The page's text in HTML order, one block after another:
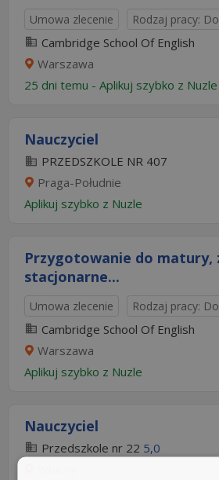
Umowa zlecenie Rodzaj pracy:
Cambridge School Of English
Warszawa
25 dni temu - Aplikuj szybko z Nuzle
Nauczyciel
PRZEDSZKOLE NR 407
Praga-Południe
Aplikuj szybko z Nuzle
Przygotowanie do matury,
stacjonarne...
Umowa zlecenie Rodzaj pracy:
Cambridge School Of English
Warszawa
Aplikuj szybko z Nuzle
Nauczyciel
Przedszkole nr 22 5,0